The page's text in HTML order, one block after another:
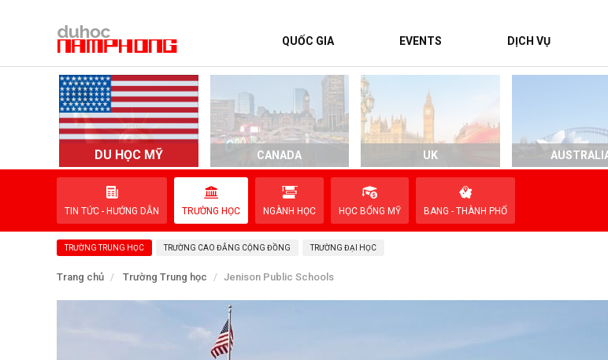
QUỐC GIA EVENTS DỊCH VỤ
DU HỌC MỸ CANADA UK
TIN TỨC - HƯỚNG DẪN TRƯỜNG HỌC NGÀNH HỌC HỌC BỔNG MỸ BANG - THÀNH PHỐ
TRƯỜNG TRUNG HỌC TRƯỜNG CAO ĐẲNG CỘNG ĐỒNG TRƯỜNG ĐẠI HỌC
Trang chủ Trường Trung học Jenison Public Schools
TRANG CHỦ
QUỐC GIA
EVENTS
LIÊN HỆ